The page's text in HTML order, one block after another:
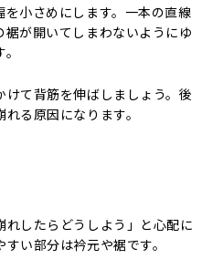
小さめにします。一本の直線
裾が開いてしまわないようにゆ
て背筋を伸ばしましょう。後
る原因になります。
したらどうしよう」と心配に
い部分は衿元や裾です。